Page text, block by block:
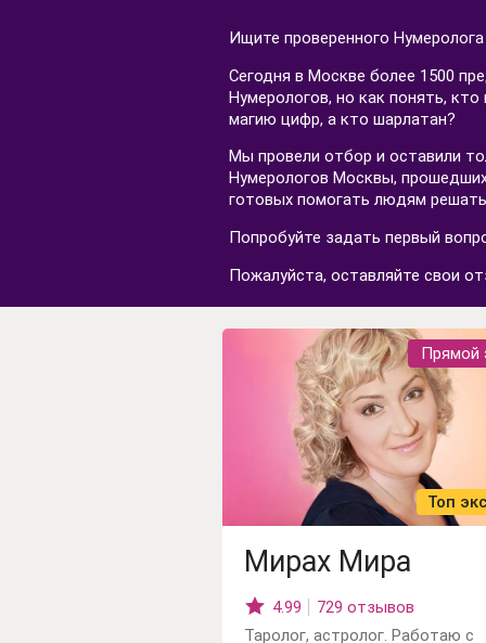
Еще
Ищите проверенного
Сегодня в Москве более 1500
Нумерологов, но как понять,
магию цифр, а кто шарлатан?
Мы провели отбор и оставили
Нумерологов Москвы,
готовых помогать людям
Попробуйте задать первый
Пожалуйста, оставляйте свои
Прямой
Топ
Мирах Мира
4.99
729 отзывов
Таролог, астролог. Работаю с